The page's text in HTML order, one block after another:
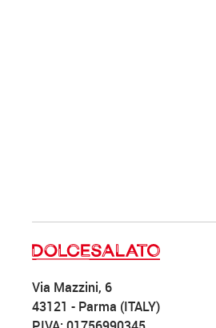
Via Mazzini, 6
43121 - Parma (ITALY)